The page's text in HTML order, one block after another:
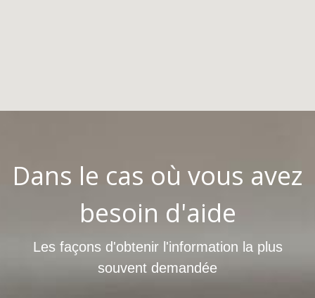
Dans le cas où vous avez
besoin d'aide
Les façons d'obtenir l'information la plus
souvent demandée